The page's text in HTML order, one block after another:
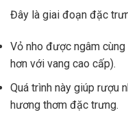
Đây là giai đoạn đặc
Vỏ nho được ngâm
hơn với vang cao cấp).
Quá trình này giúp rượu
hương thơm đặc trưng.